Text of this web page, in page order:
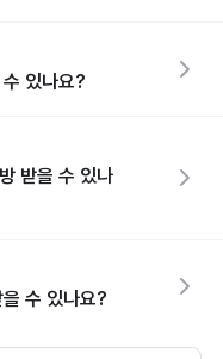
있나요?
받을 수 있나
수 있나요?